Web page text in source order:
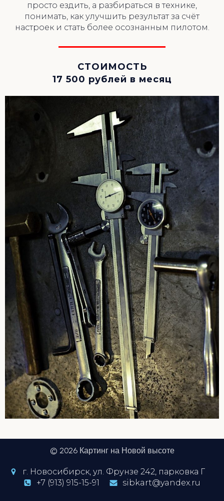
просто ездить, а разбираться в технике,
понимать, как улучшить результат за счёт
настроек и стать более осознанным пилотом.
СТОИМОСТЬ
17 500 рублей в месяц
© 2026 Картинг на Новой высоте
г. Новосибирск, ул. Фрунзе 242, парковка Г
+7 (913) 915-15-91
sibkart@yandex.ru